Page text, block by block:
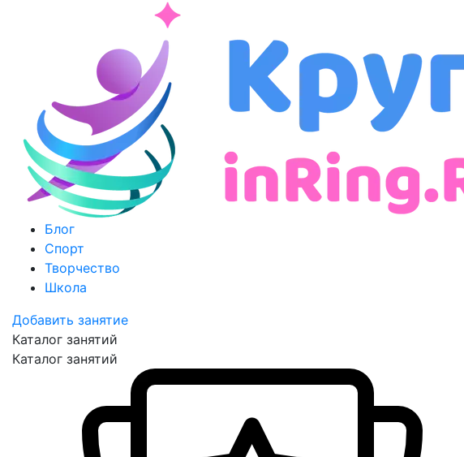
Блог
Спорт
Творчество
Школа
Добавить занятие
Каталог занятий
Каталог занятий